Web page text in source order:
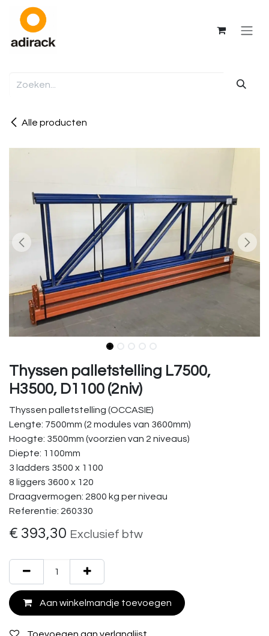
Overslaan naar inhoud
Alle producten
Thyssen palletstelling L7500,
H3500, D1100 (2niv)
Thyssen palletstelling (OCCASIE)
Lengte: 7500mm (2 modules van 3600mm)
Hoogte: 3500mm (voorzien van 2 niveaus)
Diepte: 1100mm
3 ladders 3500 x 1100
8 liggers 3600 x 120
Draagvermogen: 2800 kg per niveau
Referentie: 260330
€ 393,30 Exclusief btw
Aan winkelmandje toevoegen
Toevoegen aan verlanglijst